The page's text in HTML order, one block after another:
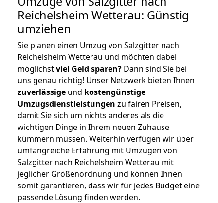
Reichelsheim Wetterau: Günstig
umziehen
Sie planen einen Umzug von Salzgitter nach
Reichelsheim Wetterau und möchten dabei
möglichstviel Geld sparen? Dann sind Sie bei
uns genau richtig! Unser Netzwerk bieten Ihnen
zuverlässige und kostengünstige
Umzugsdienstleistungen zu fairen Preisen,
damit Sie sich um nichts anderes als die
wichtigen Dinge in Ihrem neuen Zuhause
kümmern müssen. Weiterhin verfügen wir über
umfangreiche Erfahrung mit Umzügen von
Salzgitter nach Reichelsheim Wetterau mit
jeglicher Größenordnung und können Ihnen
somit garantieren, dass wir für jedes Budget eine
passende Lösung finden werden.